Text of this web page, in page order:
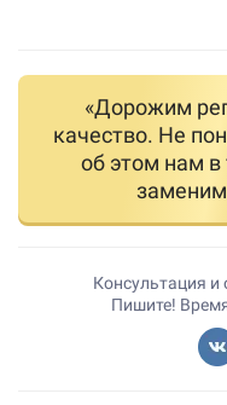
«Дорожим
качество. Не
об этом нам в
Консультация и
Пишите!